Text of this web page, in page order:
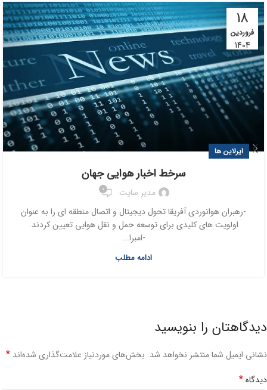
18
فروردین
1404
ایرلاین ها
سرخط اخبار هوایی جهان
مدیر سایت 0
-رهبران هوانوردی آفریقا تحول دیجیتال و اتصال منطقه ای را به عنوان
اولویت های کلیدی برای توسعه حمل و نقل هوایی تعیین کردند.
-امبرا...
ادامه مطلب
دیدگاهتان را بنویسید
نشانی ایمیل شما منتشر نخواهد شد. بخش‌های موردنیاز علامت‌گذاری شده‌اند *
دیدگاه*